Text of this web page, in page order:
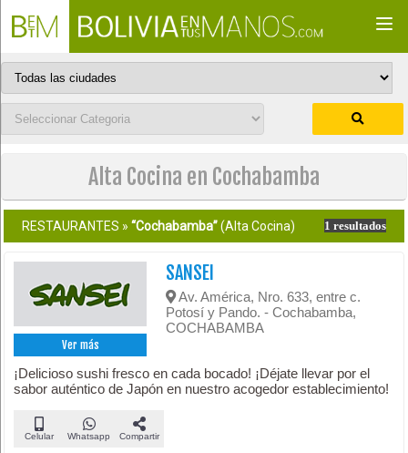
Alta Cocina en Cochabamba
RESTAURANTES »“Cochabamba”(Alta Cocina) 1 resultados
Ver más
SANSEI
Av. América, Nro. 633, entre c.
Potosí y Pando. - Cochabamba,
COCHABAMBA
¡Delicioso sushi fresco en cada bocado! ¡Déjate llevar por el
sabor auténtico de Japón en nuestro acogedor establecimiento!
Celular Whatsapp Compartir